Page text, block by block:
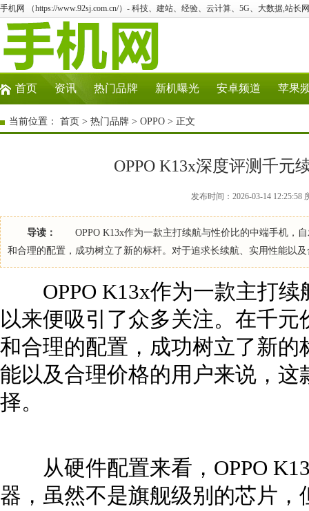
手机网 （https://www.92sj.com.cn/）- 科技、建站、经验、云计算、5G、大数据,站长
首页 资讯 热门品牌 新机曝光 安卓频道 苹果
当前位置： 首页 > 热门品牌 > OPPO > 正文
OPPO K13x深度评测千元
发布时间：2026-03-14 12:25:58
导读：
OPPO K13x作为一款主打续航与性价比的中端手机，
和合理的配置，成功树立了新的标杆。对于追求长续航、实用性能以
OPPO K13x作为一款主打续
以来便吸引了众多关注。在千
和合理的配置，成功树立了新
能以及合理价格的用户来说，
择。
从硬件配置来看，OPPO
器，虽然不是旗舰级别的芯片